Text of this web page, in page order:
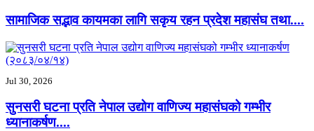
सामाजिक सद्भाव कायमका लागि सकृय रहन प्रदेश महासंघ तथा....
Jul 30, 2026
सुनसरी घटना प्रति नेपाल उद्योग वाणिज्य महासंघको गम्भीर
ध्यानाकर्षण....